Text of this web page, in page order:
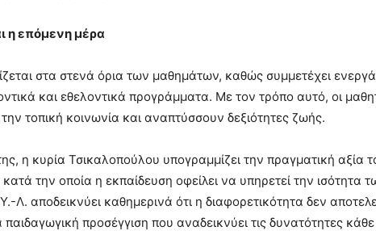
η επόμενη μέρα
στα στενά όρια των μαθημάτων, καθώς συμμετέχει
και εθελοντικά προγράμματα. Με τον τρόπο αυτό, οι
τοπική κοινωνία και αναπτύσσουν δεξιότητες ζωής.
η κυρία Τσικαλοπούλου υπογραμμίζει την πραγματική αξία
την οποία η εκπαίδευση οφείλει να υπηρετεί την ισότητα
Λ. αποδεικνύει καθημερινά ότι η διαφορετικότητα δεν
προσέγγιση που αναδεικνύει τις δυνατότητες